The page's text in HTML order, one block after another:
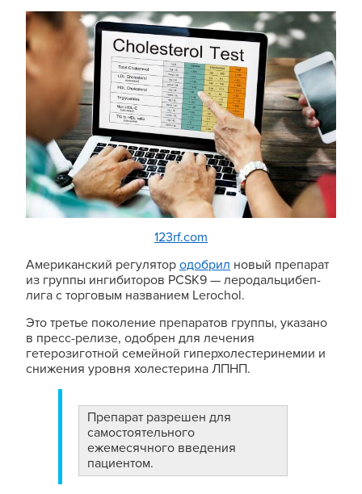
123rf.com
Американский регулятор одобрил новый препарат
из группы ингибиторов PCSK9 — леродальцибеп-
лига с торговым названием Lerochol.
Это третье поколение препаратов группы, указано
в пресс-релизе, одобрен для лечения
гетерозиготной семейной гиперхолестеринемии и
снижения уровня холестерина ЛПНП.
Препарат разрешен для
самостоятельного
ежемесячного введения
пациентом.